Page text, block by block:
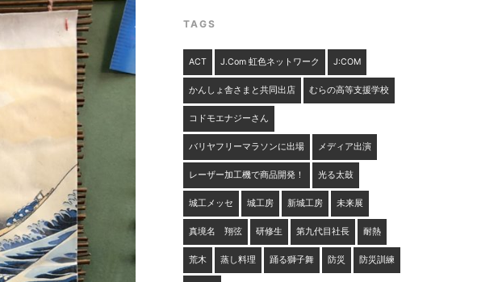
TAGS
ACT J.com 虹色ネットワーク J:COM
かんしょ舎さまと共同出店 むらの高等支援学校
コドモエナジーさん
バリヤフリーマラソンに出場 メディア出演
レーザー加工機で商品開発！ 光る太鼓
城工メッセ 城工房 新城工房 未来展
真境名 翔弦 研修生 第九代目社長 耐熱
荒木 蒸し料理 踊る獅子舞 防災 防災訓練